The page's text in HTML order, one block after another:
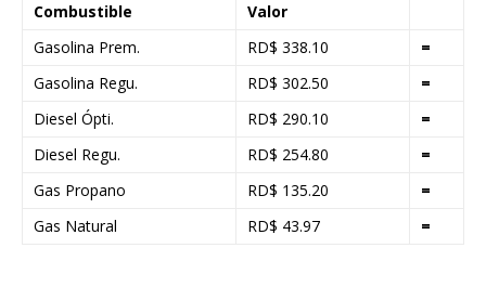
Combustible
Valor
Gasolina Prem.
RD$ 338.10
=
Gasolina Regu.
RD$ 302.50
=
Diesel Ópti.
RD$ 290.10
=
Diesel Regu.
RD$ 254.80
=
Gas Propano
RD$ 135.20
=
Gas Natural
RD$ 43.97 =